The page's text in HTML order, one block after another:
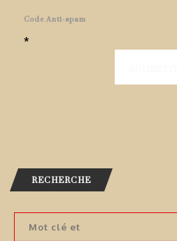
Code Anti-spam
*
RECHERCHE